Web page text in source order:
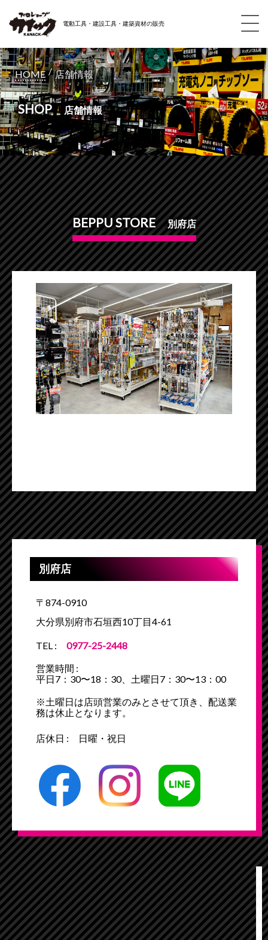
電動工具・建設工具・建築資材の販売
HOME / 店舗情報
SHOP 店舗情報
BEPPU STORE 別府店
別府店
〒874-0910
大分県別府市石垣西10丁目4-61
TEL : 0977-25-2448
営業時間 :
平日7：30〜18：30、土曜日7：30〜13：00
※土曜日は店頭営業のみとさせて頂き、配送業
務は休止となります。
店休日 : 日曜・祝日